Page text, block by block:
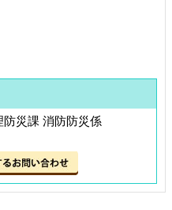
防災課 消防防災係